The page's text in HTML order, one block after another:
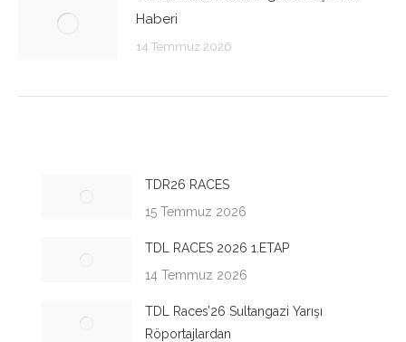
Haberi
14 Temmuz 2026
TDR26 RACES
15 Temmuz 2026
TDL RACES 2026 1.ETAP
14 Temmuz 2026
TDL Races’26 Sultangazi Yarışı
Röportajlardan